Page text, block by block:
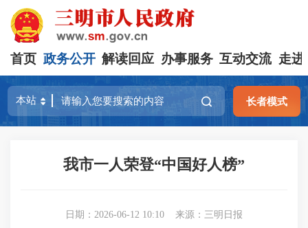
首页 政务公开 解读回应 办事服务 互动交流 走进
长者模式
我市一人荣登“中国好人榜”
日期：2026-06-12 10:10 来源：三明日报